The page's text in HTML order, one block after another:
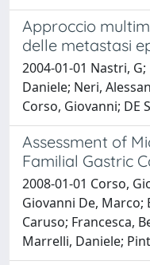
Approccio
delle metastasi
2004-01-01 Nastri,
Daniele; Neri,
Corso, Giovanni; DE
Assessment of
Familial Gastric
2008-01-01 Corso,
Giovanni De, Marco;
Caruso; Francesca,
Marrelli, Daniele;